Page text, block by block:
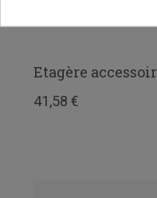
Etagère
41,58 €